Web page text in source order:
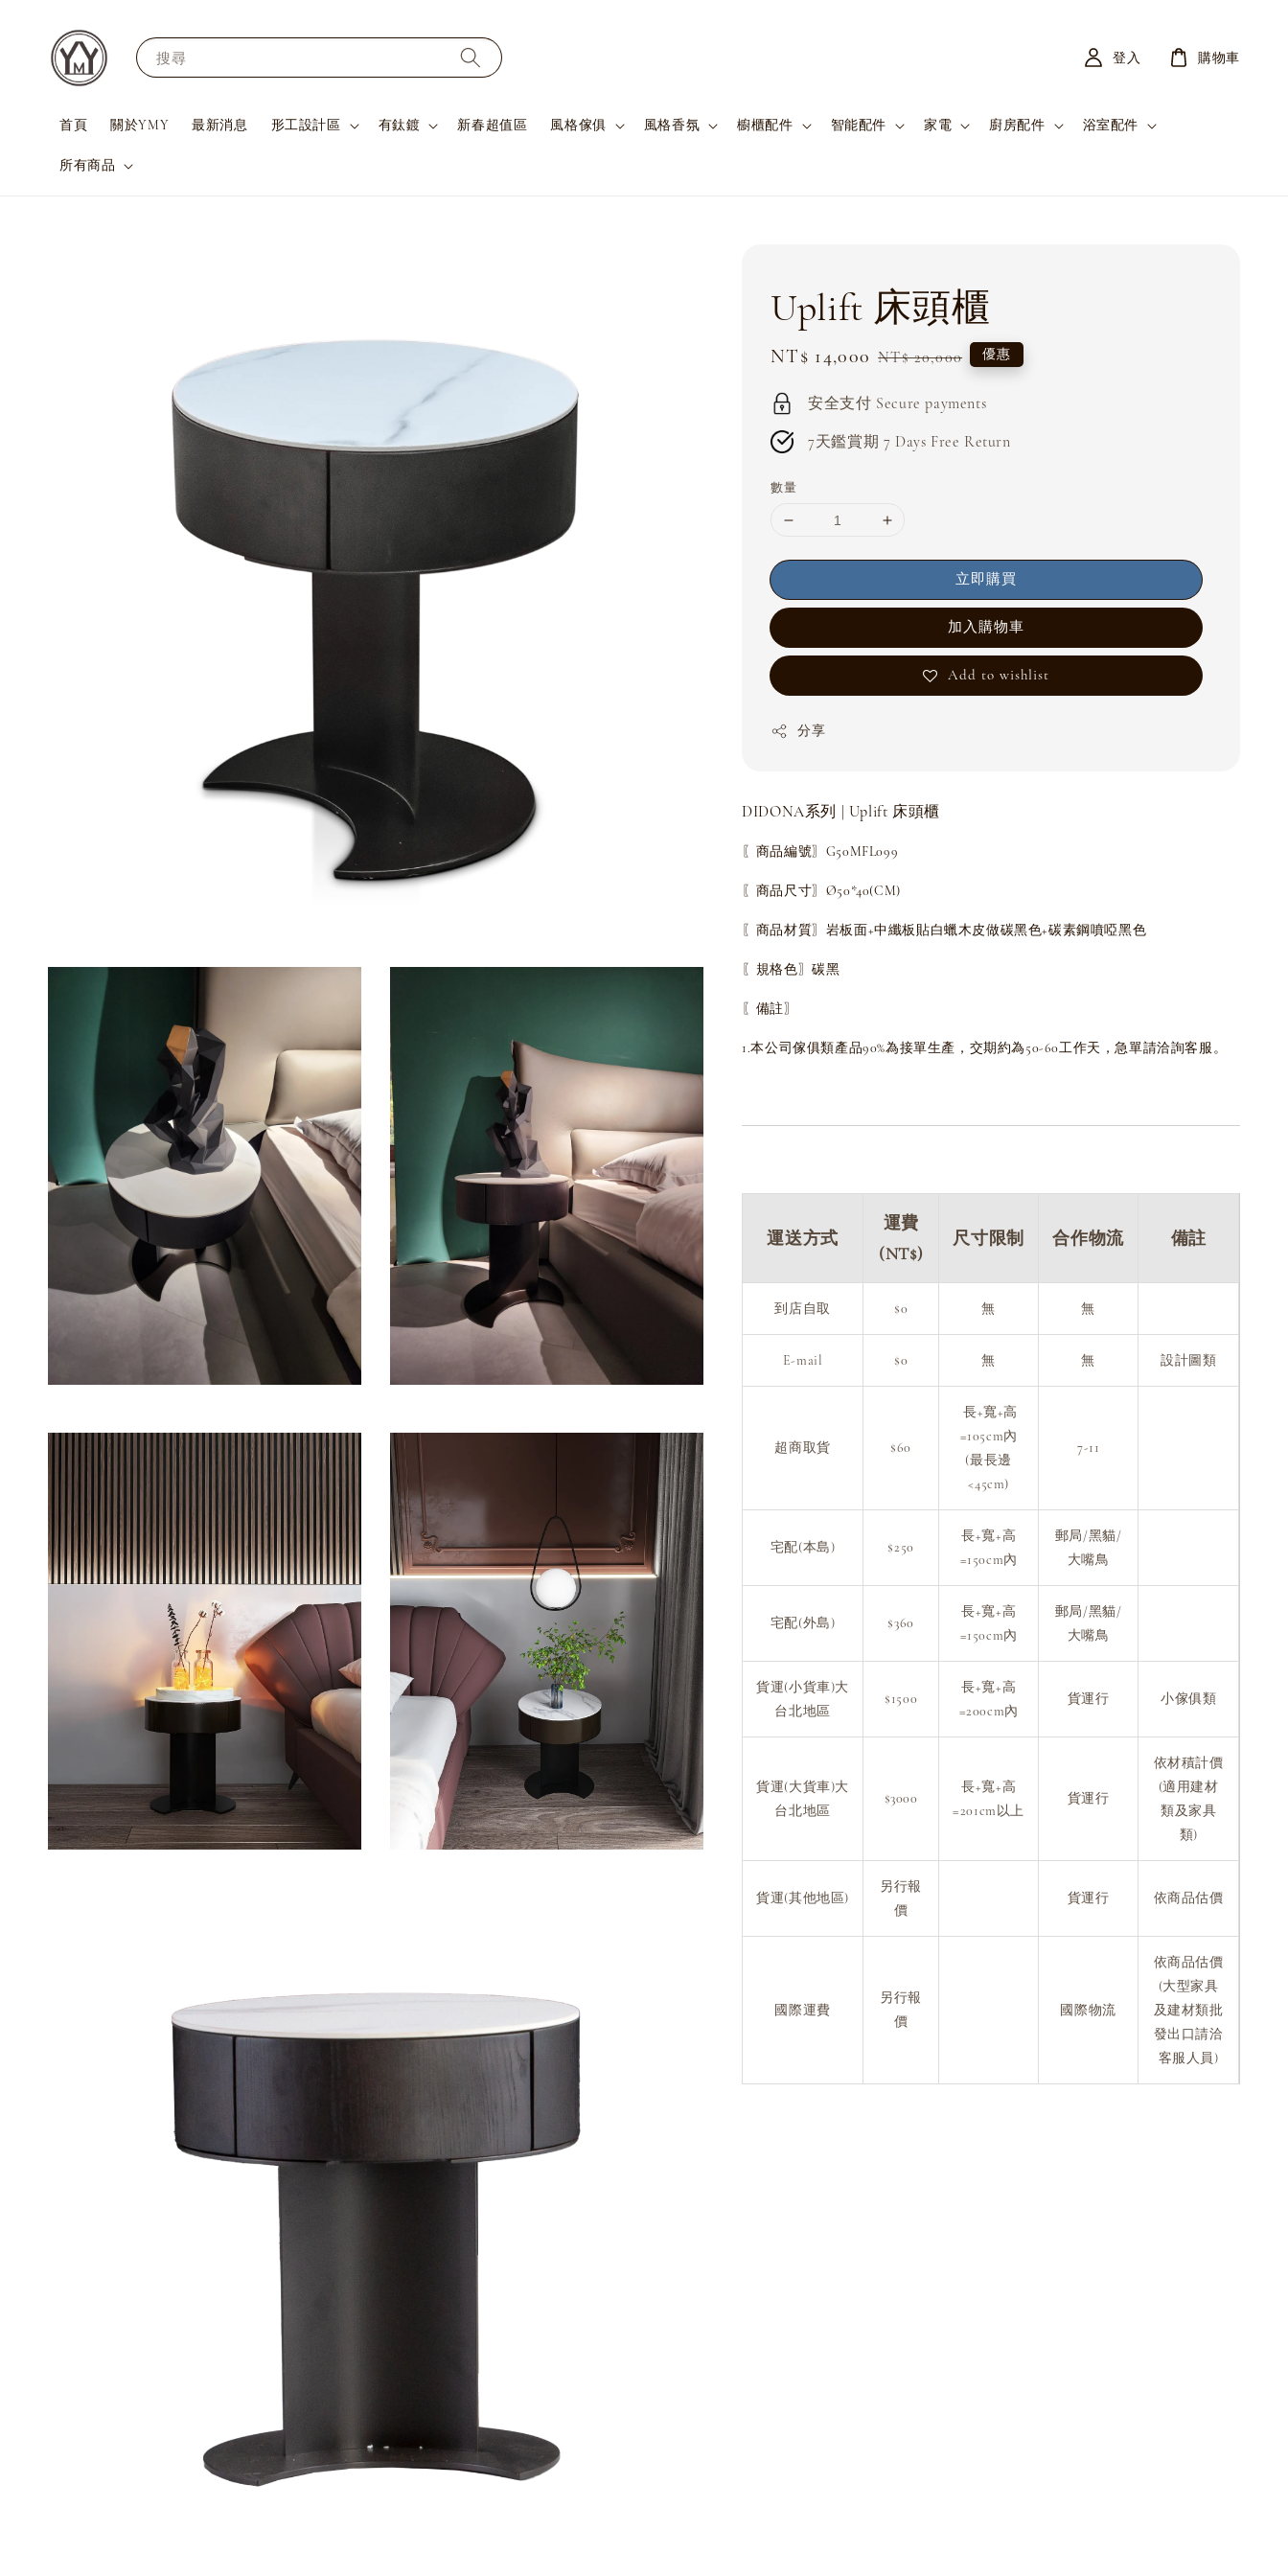
搜尋
首頁 關於YMY 最新消息 形工設計區 有鈦鍍 新春超值區 風格傢俱 風格香氛 櫥櫃配件 智能配件 家電 廚房配件 浴室配件
所有商品
登入 購物車
Uplift 床頭櫃
Sale
NT$ 14,000 Regular
NT$ 20,000 優惠
安全支付 Secure payments
7天鑑賞期 7 Days Free Return
數量
立即購買
加入購物車
Add to wishlist
分享
DIDONA系列 | Uplift 床頭櫃
〖商品編號〗G50MFL099
〖商品尺寸〗Ø50*40(CM)
〖商品材質〗岩板面+中纖板貼白蠟木皮做碳黑色+碳素鋼噴啞黑色
〖規格色〗碳黑
〖備註〗
1.本公司傢俱類產品90%為接單生產，交期約為50-60工作天，急單請洽詢客服。
運送方式
運費
(NT$)
尺寸限制 合作物流 備註
到店自取 $0 無 無
E-mail $0 無 無 設計圖類
超商取貨 $60
長+寬+高
=105cm內
(最長邊
<45cm)
7-11
宅配(本島) $250
長+寬+高
=150cm內
郵局/黑貓/
大嘴鳥
宅配(外島) $360
長+寬+高
=150cm內
郵局/黑貓/
大嘴鳥
貨運(小貨車)大
台北地區
$1500
長+寬+高
=200cm內
貨運行 小傢俱類
貨運(大貨車)大
台北地區
$3000
長+寬+高
=201cm以上
貨運行
依材積計價
(適用建材
類及家具
類)
貨運(其他地區)
另行報
價
貨運行 依商品估價
國際運費
另行報
價
國際物流
依商品估價
(大型家具
及建材類批
發出口請洽
客服人員)